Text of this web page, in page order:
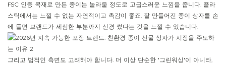
FSC 인증 목재로 만든 종이는 놀라울 정도로 고급스러운 느낌을 줍니다. 플라
스틱에서는 느낄 수 없는 자연적이고 촉감이 좋죠. 잘 만들어진 종이 상자를 손
에 들면 브랜드가 세심한 부분까지 신경 썼다는 것을 느낄 수 있습니다.
그리고 법적인 측면도 고려해야 합니다. 더 이상 단순한 '그린워싱'이 아니라,